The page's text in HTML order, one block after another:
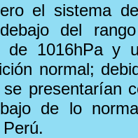
el sistema
del
de 1016hPa y
normal;
presentarían
de lo